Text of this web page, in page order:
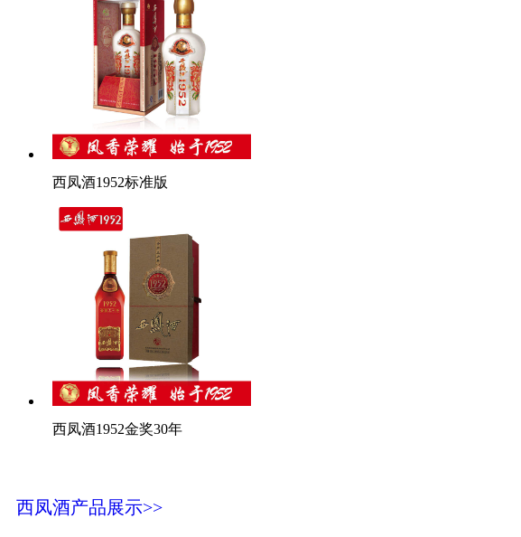
西凤酒1952标准版
西凤酒1952金奖30年
西凤酒产品展示>>